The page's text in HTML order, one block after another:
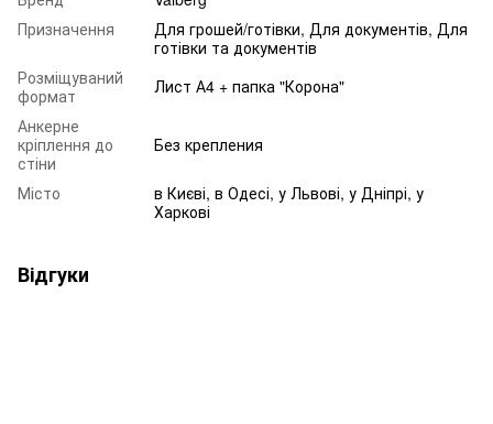
Призначення
Для грошей/готівки, Для документів, Для
готівки та документів
Розміщуваний
формат
Лист А4 + папка "Корона"
Анкерне
кріплення до
стіни
Без крепления
Місто
в Києві, в Одесі, у Львові, у Дніпрі, у
Харкові
Відгуки